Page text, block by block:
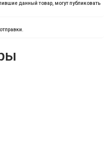
данный товар, могут публиковать